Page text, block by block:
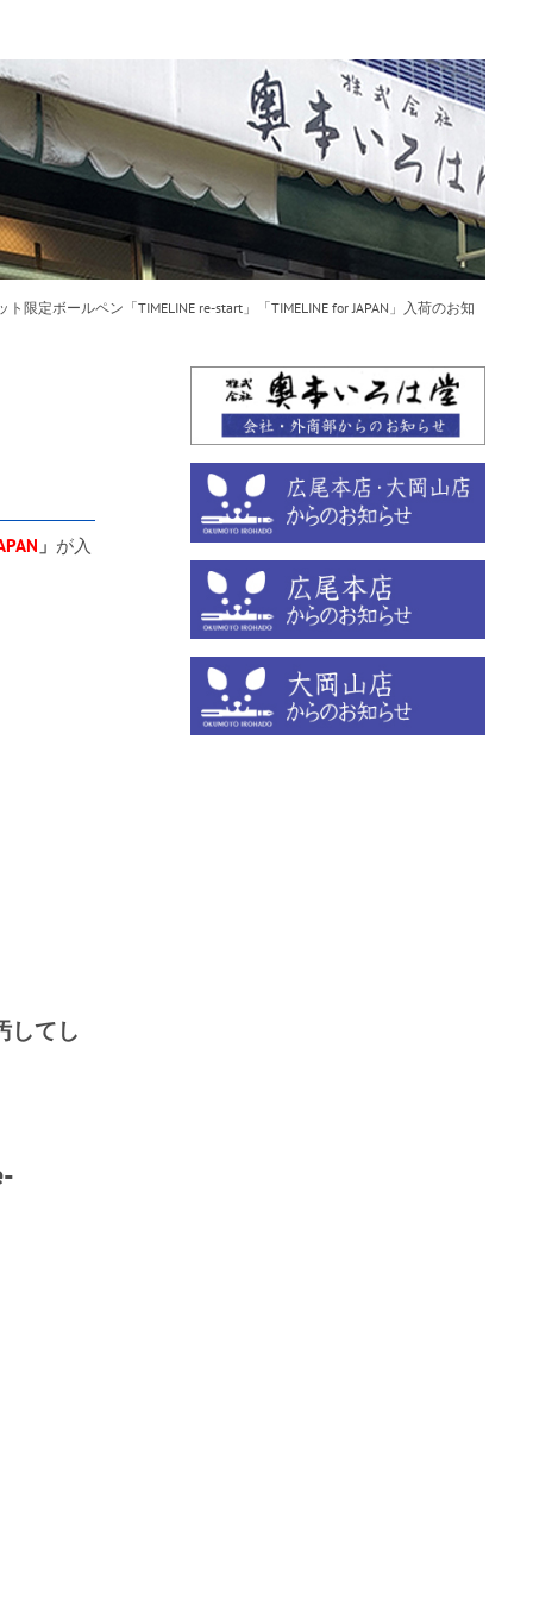
ト限定ボールペン「TIMELINE re-start」「TIMELINE for JAPAN」入荷のお知
」 が入
してし